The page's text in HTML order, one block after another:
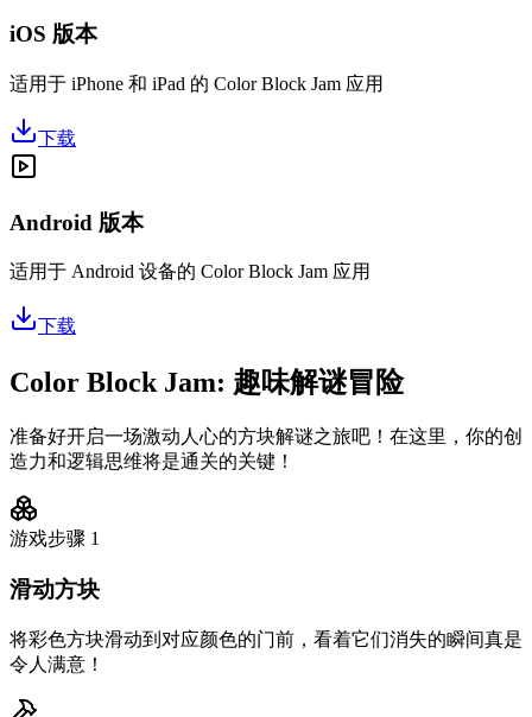
iOS 版本
适用于 iPhone 和 iPad 的 Color Block Jam 应用
下载
Android 版本
适用于 Android 设备的 Color Block Jam 应用
下载
Color Block Jam: 趣味解谜冒险
准备好开启一场激动人心的方块解谜之旅吧！在这里，你的创
造力和逻辑思维将是通关的关键！
游戏步骤 1
滑动方块
将彩色方块滑动到对应颜色的门前，看着它们消失的瞬间真是
令人满意！